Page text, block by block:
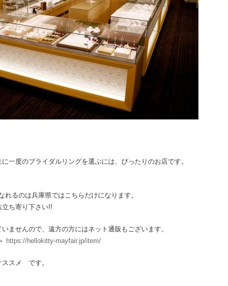
一度のブライダルリングを選ぶには、ぴったりのお店です。
るのは兵庫県ではこちらだけになります。
ち寄り下さい!!
ませんので、遠方の方にはネット通販もございます。
https://hellokitty-mayfair.jp/item/
ススメ です。